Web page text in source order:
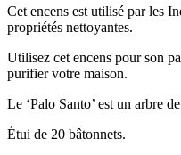
Cet encens est utilisé par les
propriétés nettoyantes.
Utilisez cet encens pour son
purifier votre maison.
Le ‘Palo Santo’ est un arbre
Étui de 20 bâtonnets.